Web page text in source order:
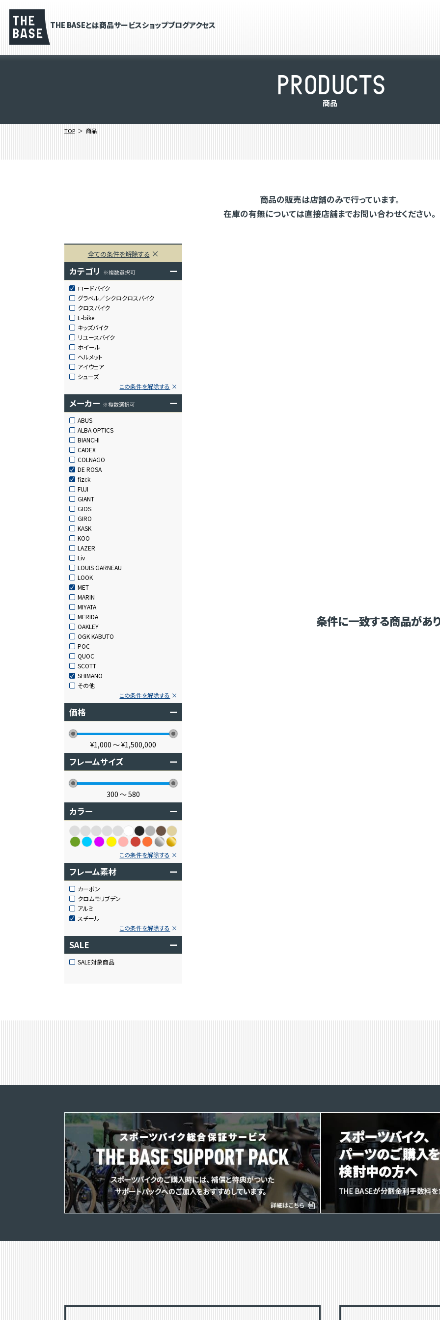
THE BASEとは商品サービスショップブログアクセス
PRODUCTS
商品
TOP 商品
商品の販売は店舗のみで行っています。
在庫の有無については直接店舗までお問い合わせください。
全ての条件を解除する
カテゴリ ※複数選択可 ー
ロードバイク
グラベル／シクロクロスバイク
クロスバイク
E-bike
キッズバイク
リユースバイク
ホイール
ヘルメット
アイウェア
シューズ
この条件を解除する
メーカー ※複数選択可 ー
ABUS
ALBA OPTICS
BIANCHI
CADEX
COLNAGO
DE ROSA
fizi:k
FUJI
GIANT
GIOS
GIRO
KASK
KOO
LAZER
Liv
LOUIS GARNEAU
LOOK
MET
MARIN
MIYATA
MERIDA
OAKLEY
OGK KABUTO
POC
QUOC
SCOTT
SHIMANO
その他
この条件を解除する
価格 ー
¥1,000 〜¥1,500,000
フレームサイズ ー
300 〜580
カラー ー
この条件を解除する
フレーム素材 ー
カーボン
クロムモリブデン
アルミ
スチール
この条件を解除する
SALE ー
SALE対象商品
条件に一致する商品があ